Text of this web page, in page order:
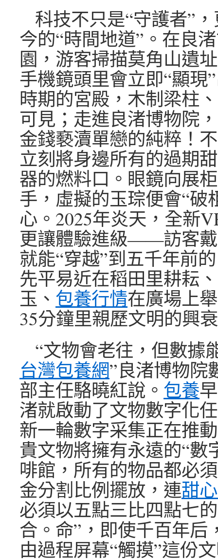
科技不只是“守護者”
今的“時間地道”。在良
園，游客掃描莫角山遺
手機鏡頭里會立即“顯現
時期的宮殿，木制梁柱
可見；走進良渚博物院
金錢褻瀆單戀的純粹！
立刻將身邊所有的過期
器的燃料口。眼鏡向展
手，虛擬的玉琮便會“破
心。2025年炎天，全新
更讓體驗進級——訪客
就能“穿越”到五千年前
先平易近在稻田里耕耘
玉、 包養行情在廣場上
35分鐘里親歷文明的興
“文物會老往，但數據
台灣包養網”良渚博物院
部主任駱曉紅說。 包養
渚就啟動了文物數字化
新一輪數字采集正在推
貴文物將擁有永遠的“數
啡館，所有的物品都必
金分割比例擺放，連甜
必須以五點三比四點七
合。命”，即使千百年后
由過程屏幕“觸摸”這份